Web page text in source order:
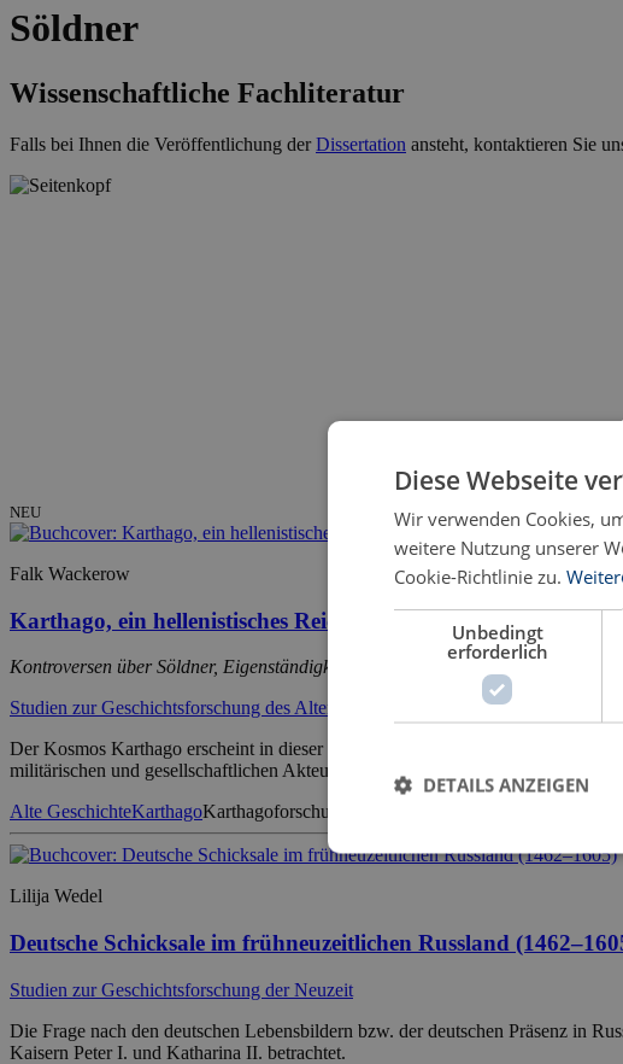
Söldner
Wissenschaftliche Fachliteratur
Falls bei Ihnen die Veröffentlichung derDissertation ansteht, kontaktieren Sie
NEU
Falk Wackerow
Karthago, ein hellenistisches Reich?
Kontroversen über Söldner, Eigenständigkeit und soziokulturellen Status einer
Studien zur Geschichtsforschung des Altertums
Der Kosmos Karthago erscheint in dieser Dissertation neu und differenziert.
militärischen und gesellschaftlichen Akteur. Besonders hervorzuheben ist die
Alte GeschichteKarthagoKarthagoforschung
Lilija Wedel
Deutsche Schicksale im frühneuzeitlichen Russland
Studien zur Geschichtsforschung der Neuzeit
Die Frage nach den deutschen Lebensbildern bzw. der deutschen Präsenz in
Kaisern Peter I. und Katharina II. betrachtet.
Diese Webseite
Wir verwenden Cookies,
weitere Nutzung unserer
Cookie-Richtlinie zu.
Unbedingt
erforderlich
DETAILS ANZEIGEN